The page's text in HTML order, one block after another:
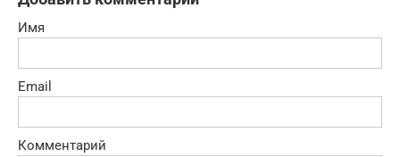
Имя
Email
Комментарий